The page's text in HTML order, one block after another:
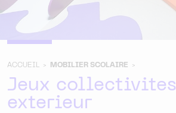
ACCUEIL > MOBILIER SCOLAIRE >
Jeux collectivites
exterieur